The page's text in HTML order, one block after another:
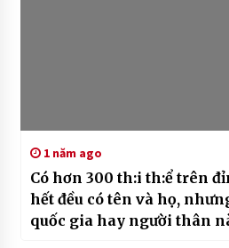
1 năm ago
Có hơn 300 th:i th:ể trên
hết đều có tên và họ,
quốc gia hay người thân